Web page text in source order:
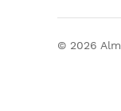
© 2026